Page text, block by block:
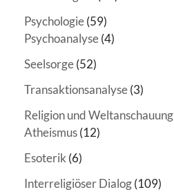
Psychologie(59)
Psychoanalyse(4)
Seelsorge(52)
Transaktionsanalyse(3)
Religion und Weltanschauung
Atheismus(12)
Esoterik(6)
Interreligiöser Dialog(109)